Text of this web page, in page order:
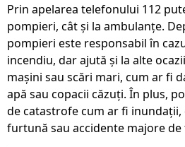
Prin apelarea telefonului 112
pompieri, cât și la ambulanțe.
pompieri este responsabil în
incendiu, dar ajută și la alte
mașini sau scări mari, cum ar fi
apă sau copacii căzuți. În plus,
de catastrofe cum ar fi
furtună sau accidente majore de